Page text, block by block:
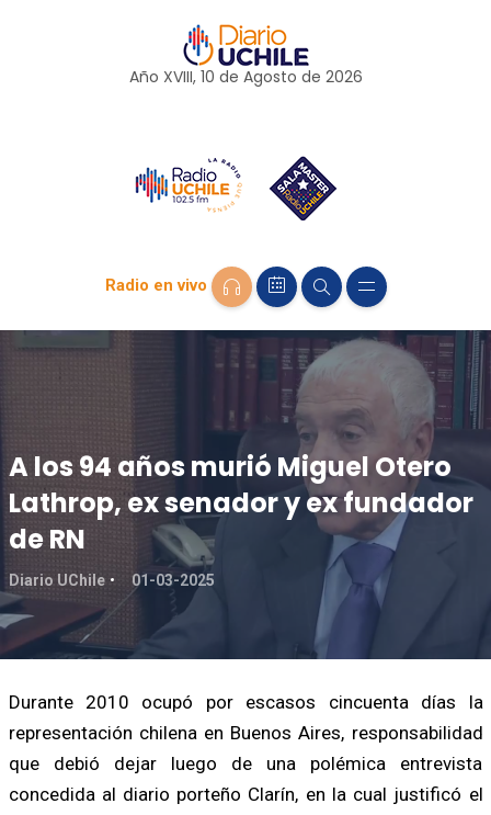
Año XVIII, 10 de Agosto de 2026
Radio en vivo
A los 94 años murió Miguel Otero
Lathrop, ex senador y ex fundador
de RN
Diario UChile 01-03-2025
Durante 2010 ocupó por escasos cincuenta días la
representación chilena en Buenos Aires, responsabilidad
que debió dejar luego de una polémica entrevista
concedida al diario porteño Clarín, en la cual justificó el